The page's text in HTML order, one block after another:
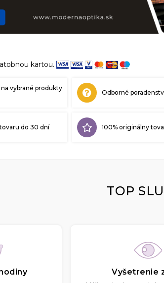
kartou.
vybrané produkty
Odborné
do 30 dní 100% originálny
TOP
Vyšetrenie